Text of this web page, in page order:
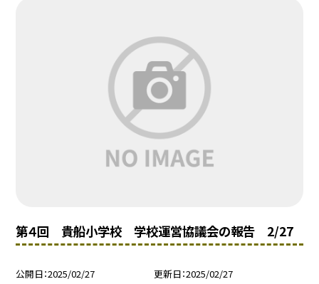
第４回 貴船小学校 学校運営協議会の報告 2/27
公開日 2025/02/27 更新日 2025/02/27